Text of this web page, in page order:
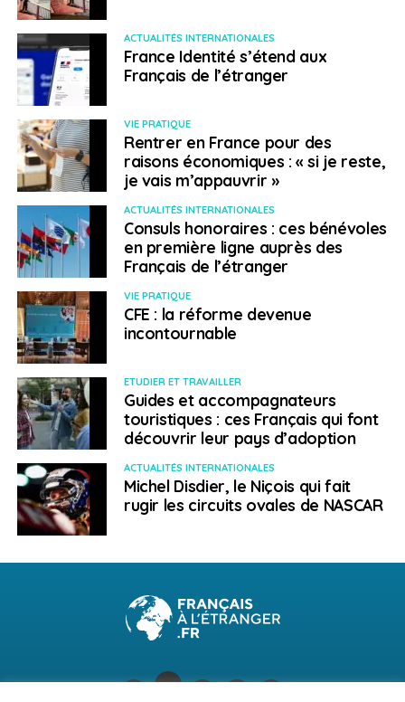
ACTUALITÉS INTERNATIONALES
France Identité s’étend aux
Français de l’étranger
VIE PRATIQUE
Rentrer en France pour des
raisons économiques : « si je reste,
je vais m’appauvrir »
ACTUALITÉS INTERNATIONALES
Consuls honoraires : ces bénévoles
en première ligne auprès des
Français de l’étranger
VIE PRATIQUE
CFE : la réforme devenue
incontournable
ETUDIER ET TRAVAILLER
Guides et accompagnateurs
touristiques : ces Français qui font
découvrir leur pays d’adoption
ACTUALITÉS INTERNATIONALES
Michel Disdier, le Niçois qui fait
rugir les circuits ovales de NASCAR